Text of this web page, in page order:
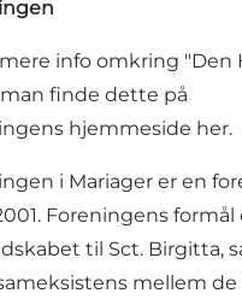
info omkring "Den
finde dette på
hjemmeside her.
i Mariager er en
Foreningens formål
til Sct. Birgitta,
mellem de